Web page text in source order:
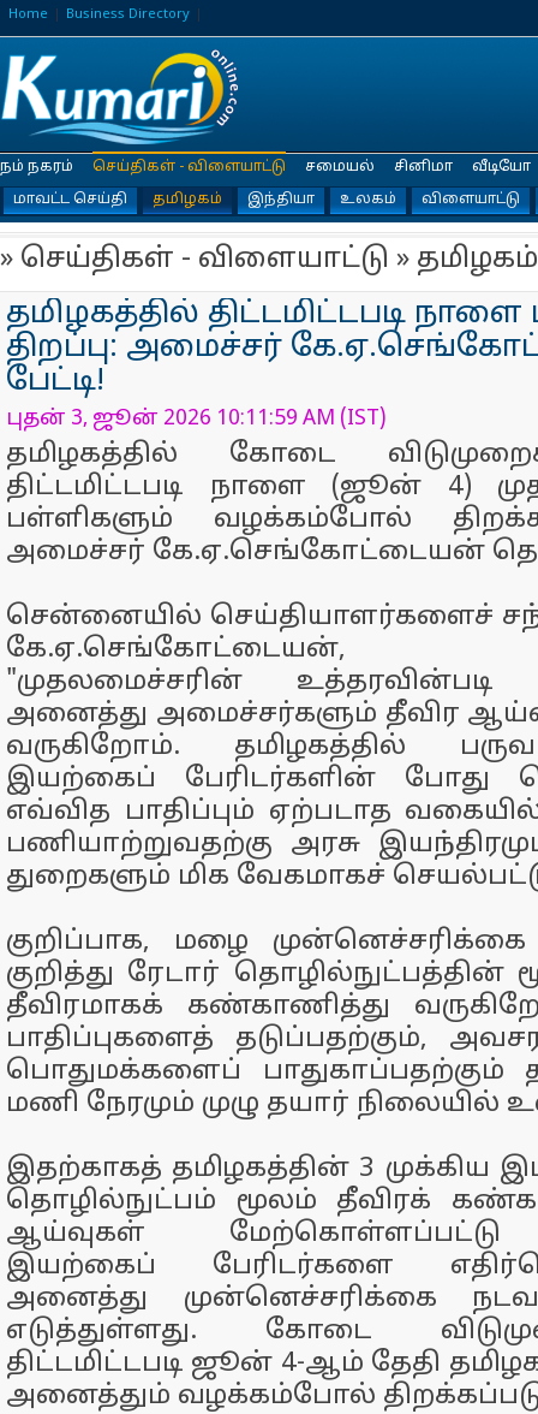
Home Business Directory
நம் நகரம்
செய்திகள் - விளையாட்டு
மாவட்ட செய்தி
தமிழகம் இந்தியா உலகம் விளையாட்டு
சமையல் சினிமா வீடியோ
» செய்திகள் - விளையாட்டு » தமிழகம்
தமிழகத்தில் திட்டமிட்டபடி
திறப்பு: அமைச்சர்
பேட்டி!
புதன் 3, ஜூன் 2026 10:11:59 AM (IST)
தமிழகத்தில் கோடை
திட்டமிட்டபடி நாளை (ஜூன் 4)
பள்ளிகளும் வழக்கம்போல்
அமைச்சர் கே.ஏ.செங்கோட்டையன்
சென்னையில் செய்தியாளர்களைச்
கே.ஏ.செங்கோட்டையன்,
"முதலமைச்சரின் உத்தரவின்படி
அனைத்து அமைச்சர்களும் தீவிர
வருகிறோம். தமிழகத்தில்
இயற்கைப் பேரிடர்களின் போது
எவ்வித பாதிப்பும் ஏற்படாத
பணியாற்றுவதற்கு அரசு
துறைகளும் மிக வேகமாகச்
குறிப்பாக, மழை
குறித்து ரேடார் தொழில்நுட்பத்தின்
தீவிரமாகக் கண்காணித்து
பாதிப்புகளைத் தடுப்பதற்கும்,
பொதுமக்களைப் பாதுகாப்பதற்கும்
மணி நேரமும் முழு தயார் நிலையில்
இதற்காகத் தமிழகத்தின் 3 முக்கிய
தொழில்நுட்பம் மூலம் தீவிரக்
ஆய்வுகள் மேற்கொள்ளப்பட்டு
இயற்கைப் பேரிடர்களை
அனைத்து முன்னெச்சரிக்கை
எடுத்துள்ளது. கோடை
திட்டமிட்டபடி ஜூன் 4-ஆம் தேதி
அனைத்தும் வழக்கம்போல்